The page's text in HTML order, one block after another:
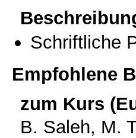
Schriftliche
Empfohlene
zum Kurs
B. Saleh, M.